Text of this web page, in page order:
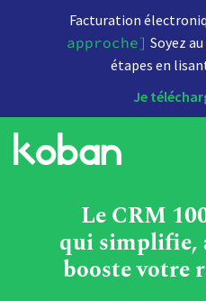
Facturation
approche] Soyez
étapes en
Je
Le CRM
qui simplifie,
booste votre